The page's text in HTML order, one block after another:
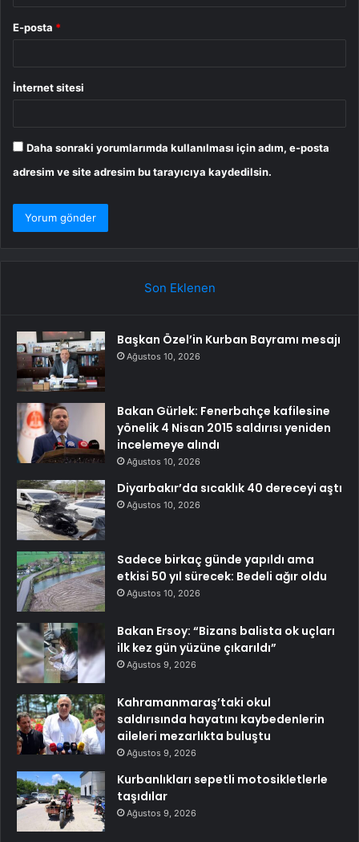
E-posta *
İnternet sitesi
Daha sonraki yorumlarımda kullanılması için adım, e-posta
adresim ve site adresim bu tarayıcıya kaydedilsin.
Son Eklenen
Başkan Özel’in Kurban Bayramı mesajı
Ağustos 10, 2026
Bakan Gürlek: Fenerbahçe kafilesine
yönelik 4 Nisan 2015 saldırısı yeniden
incelemeye alındı
Ağustos 10, 2026
Diyarbakır’da sıcaklık 40 dereceyi aştı
Ağustos 10, 2026
Sadece birkaç günde yapıldı ama
etkisi 50 yıl sürecek: Bedeli ağır oldu
Ağustos 10, 2026
Bakan Ersoy: “Bizans balista ok uçları
ilk kez gün yüzüne çıkarıldı”
Ağustos 9, 2026
Kahramanmaraş’taki okul
saldırısında hayatını kaybedenlerin
aileleri mezarlıkta buluştu
Ağustos 9, 2026
Kurbanlıkları sepetli motosikletlerle
taşıdılar
Ağustos 9, 2026